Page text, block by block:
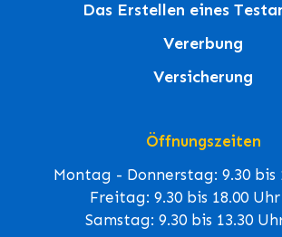
Das Erstellen eines
Vererbung
Versicherung
Öffnungszeiten
Montag - Donnerstag: 9.30 bis
Freitag: 9.30 bis 18.00 Uhr
Samstag: 9.30 bis 13.30